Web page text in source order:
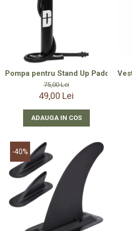
Smartwatch-Uri
STAND UP PADDLES
Textile Camera
Uscatoare De Par
Voucher Cadou
Pompa pentru Stand Up Paddle
75,00 Lei
49,00 Lei
ADAUGA IN COS
-40%